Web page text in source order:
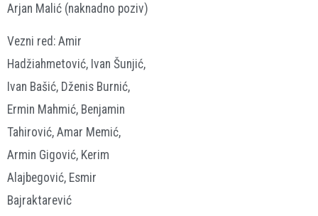
Arjan Malić (naknadno poziv)
Vezni red: Amir
Hadžiahmetović, Ivan Šunjić,
Ivan Bašić, Dženis Burnić,
Ermin Mahmić, Benjamin
Tahirović, Amar Memić,
Armin Gigović, Kerim
Alajbegović, Esmir
Bajraktarević